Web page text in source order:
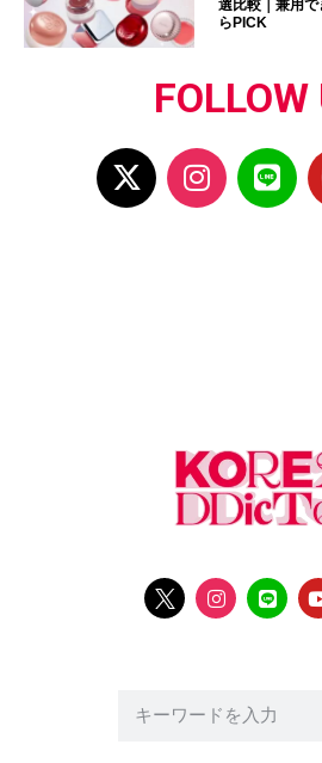
選比較｜兼用
らPICK
FOLLOW